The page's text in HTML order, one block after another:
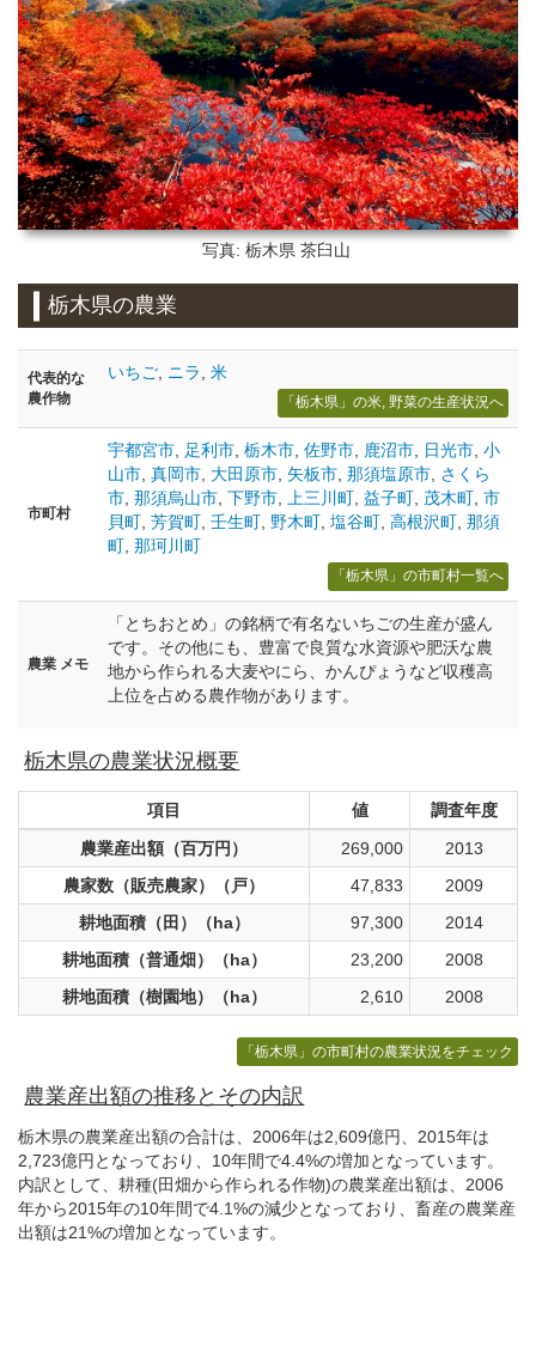
写真: 栃木県 茶臼山
栃木県の農業
代表的な
農作物
いちご ニラ 米
「栃木県」の米, 野菜の生産状況へ
市町村
宇都宮市 足利市 栃木市 佐野市 鹿沼市 日光市 小
山市 真岡市 大田原市 矢板市 那須塩原市 さくら
市 那須烏山市 下野市 上三川町 益子町 茂木町 市
貝町 芳賀町 壬生町 野木町 塩谷町 高根沢町 那須
町 那珂川町
「栃木県」の市町村一覧へ
農業 メモ
「とちおとめ」の銘柄で有名ないちごの生産が盛ん
です。その他にも、豊富で良質な水資源や肥沃な農
地から作られる大麦やにら、かんぴょうなど収穫高
上位を占める農作物があります。
栃木県の農業状況概要
項目 値
調査年度
農業産出額（百万円）
269,000
2013
農家数（販売農家）（戸）
47,833
2009
耕地面積（田）（ha）
97,300
2014
耕地面積（普通畑）（ha）
23,200
2008
耕地面積（樹園地）（ha）
2,610 2008
「栃木県」の市町村の農業状況をチェック
農業産出額の推移とその内訳
栃木県の農業産出額の合計は、2006年は2,609億円、2015年は
2,723億円となっており、10年間で4.4%の増加となっています。
内訳として、耕種(田畑から作られる作物)の農業産出額は、2006
年から2015年の10年間で4.1%の減少となっており、畜産の農業産
出額は21%の増加となっています。